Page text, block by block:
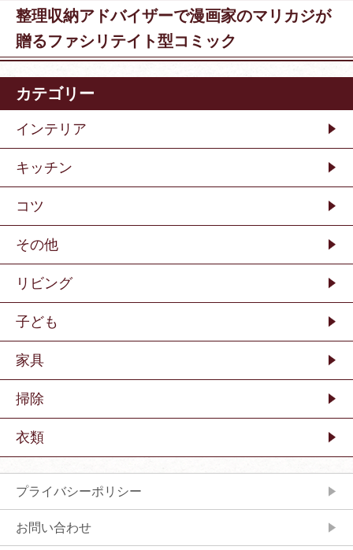
整理収納アドバイザーで漫画家のマリカジが
贈るファシリテイト型コミック
カテゴリー
インテリア
キッチン
コツ
その他
リビング
子ども
家具
掃除
衣類
プライバシーポリシー
お問い合わせ